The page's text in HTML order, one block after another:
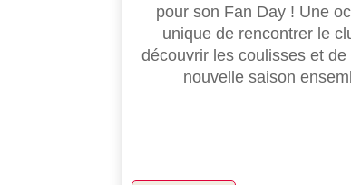
pour son Fan Day ! Une
unique de rencontrer le
découvrir les coulisses et de
nouvelle saison